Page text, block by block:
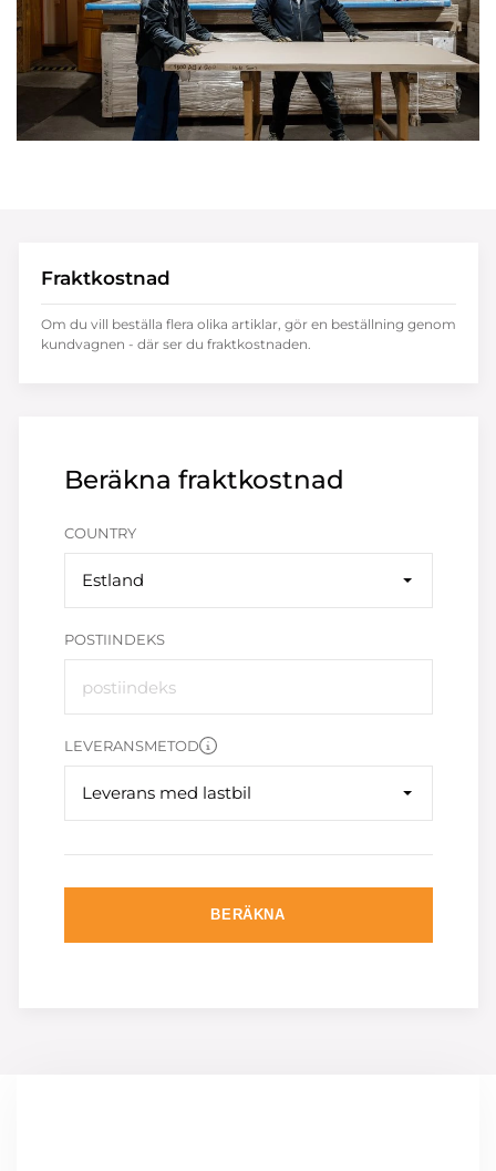
Beräkna fraktkostnad
COUNTRY
Estland
POSTIINDEKS
LEVERANSMETOD
Leverans med lastbil
BERÄKNA
Fraktkostnad
Om du vill beställa flera olika artiklar, gör en beställning genom
kundvagnen - där ser du fraktkostnaden.